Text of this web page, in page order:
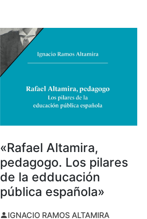
«Rafael Altamira,
pedagogo. Los pilares
de la edducación
pública española»
IGNACIO RAMOS ALTAMIRA